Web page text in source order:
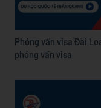
Phỏng vấn visa Đài
phỏng vấn visa